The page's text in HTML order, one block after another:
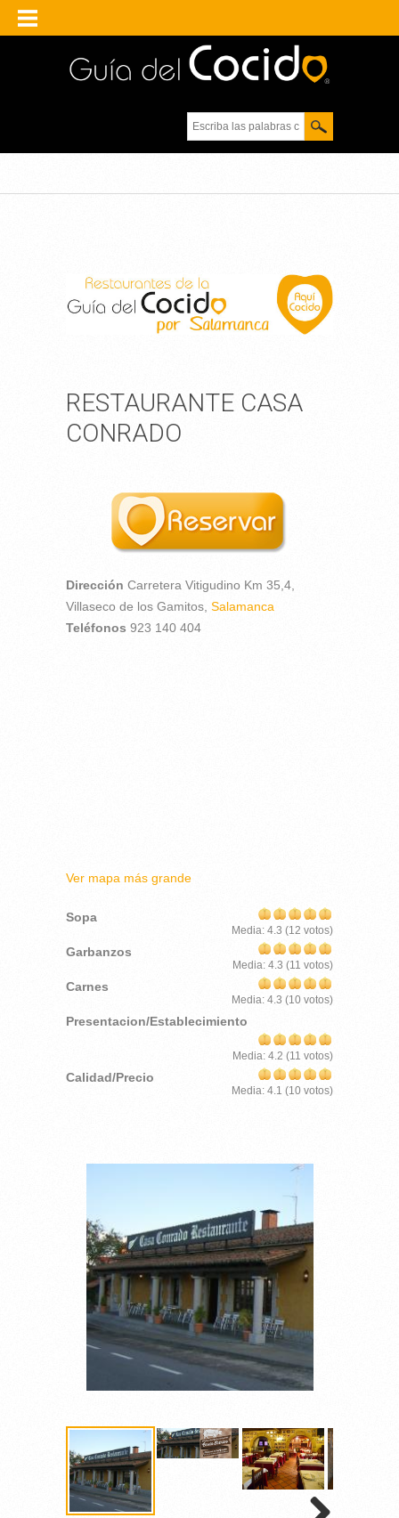
Escriba las palabras
clave.
RESTAURANTE CASA
CONRADO
Dirección Carretera Vitigudino Km 35,4,
Villaseco de los Gamitos, Salamanca
Teléfonos 923 140 404
Ver mapa más grande
Sopa
Media: 4.3 (12 votos)
Garbanzos
Media: 4.3 (11 votos)
Carnes
Media: 4.3 (10 votos)
Presentacion/Establecimiento
Media: 4.2 (11 votos)
Calidad/Precio
Media: 4.1 (10 votos)